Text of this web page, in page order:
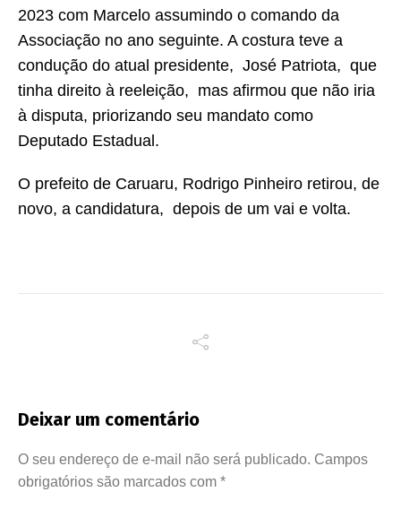
2023 com Marcelo assumindo o comando da
Associação no ano seguinte. A costura teve a
condução do atual presidente, José Patriota, que
tinha direito à reeleição, mas afirmou que não iria
à disputa, priorizando seu mandato como
Deputado Estadual.
O prefeito de Caruaru, Rodrigo Pinheiro retirou, de
novo, a candidatura, depois de um vai e volta.
Deixar um comentário
O seu endereço de e-mail não será publicado. Campos
obrigatórios são marcados com *